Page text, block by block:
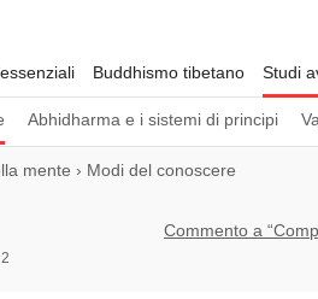
Buddhismo tibetano Studi
Abhidharma e i sistemi di principi
mente › Modi del conoscere
Commento a